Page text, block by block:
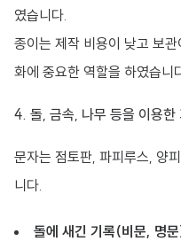
였습니다.
종이는 제작 비용이 낮고 보
화에 중요한 역할을 하였습니
4. 돌, 금속, 나무 등을 이용한
문자는 점토판, 파피루스, 양
니다.
돌에 새긴 기록(비문, 명